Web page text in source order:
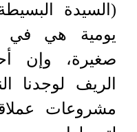
(السيدة
يومية هي في
صغيرة، وإن
الريف لوجدنا
مشروعات